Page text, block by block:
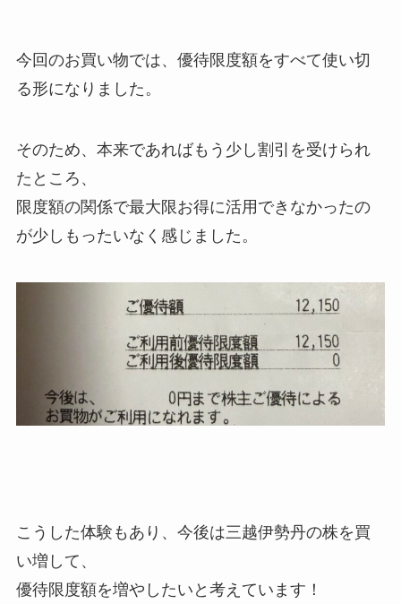
今回のお買い物では、優待限度額をすべて使い切
る形になりました。
そのため、本来であればもう少し割引を受けられ
たところ、
限度額の関係で最大限お得に活用できなかったの
が少しもったいなく感じました。
こうした体験もあり、今後は三越伊勢丹の株を買
い増して、
優待限度額を増やしたいと考えています！